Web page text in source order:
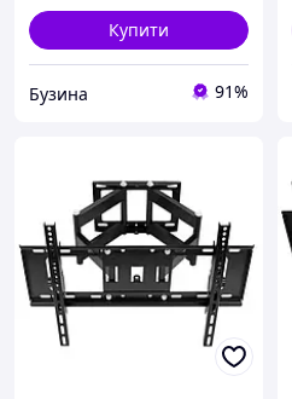
Купити
Бузина 91%